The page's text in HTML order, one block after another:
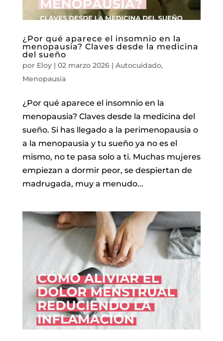
¿Por qué aparece el insomnio en la
menopausia? Claves desde la medicina
del sueño
por Eloy| 02 marzo 2026| Autocuidado,
Menopausia
¿Por qué aparece el insomnio en la
menopausia? Claves desde la medicina del
sueño. Si has llegado a la perimenopausia o
a la menopausia y tu sueño ya no es el
mismo, no te pasa solo a ti. Muchas mujeres
empiezan a dormir peor, se despiertan de
madrugada, muy a menudo...